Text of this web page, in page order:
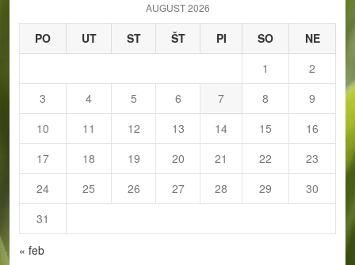
AUGUST 2026
PO UT ST ŠT PI SO
NE
1
2
3
4 5 6 7 8
9
10
11 12 13 14 15
16
17
18 19 20 21 22
23
24
25 26 27 28 29
30
31
« feb